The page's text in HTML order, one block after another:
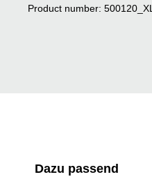
Product number: 500120_XL
Skip product gallery
Dazu passend